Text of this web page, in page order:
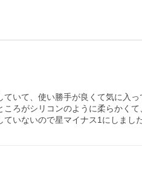
いて、使い勝手が良くて気に入っ
ろがシリコンのように柔らかくて
いないので星マイナス1にしました